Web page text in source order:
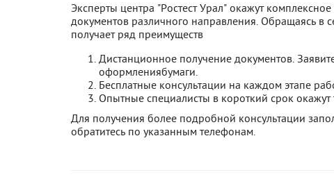
Эксперты центра "Ростест Урал" окажут
документов различного направления. Обращаясь в
получает ряд преимуществ
Дистанционное получение документов.
оформлениябумаги.
Бесплатные консультации на каждом этапе
Опытные специалисты в короткий срок
Для получения более подробной консультации
обратитесь по указанным телефонам.